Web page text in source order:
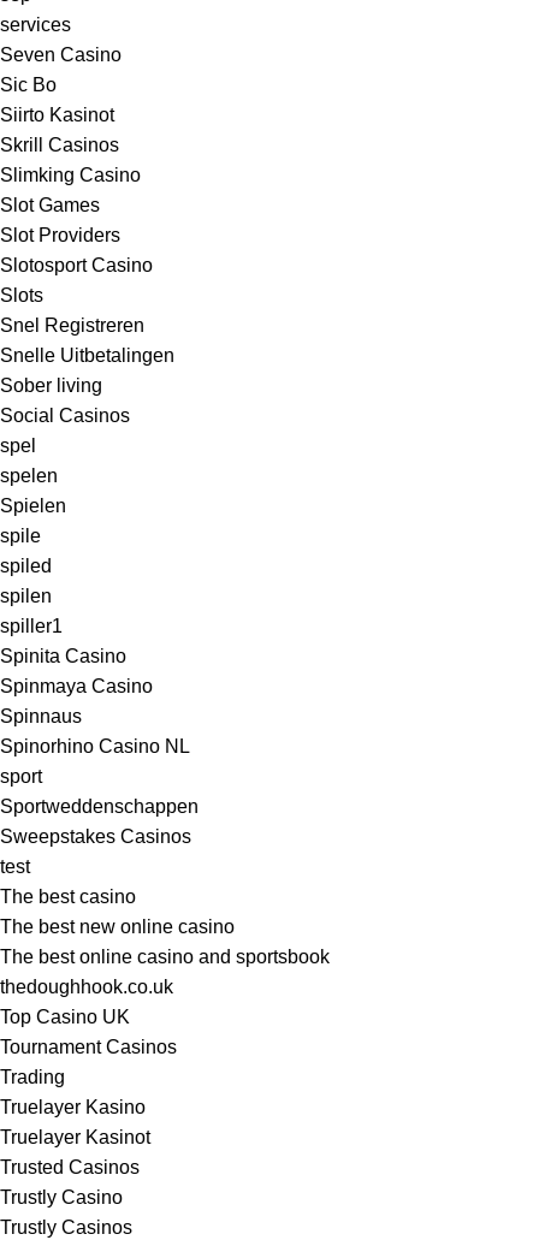
services
Seven Casino
Sic Bo
Siirto Kasinot
Skrill Casinos
Slimking Casino
Slot Games
Slot Providers
Slotosport Casino
Slots
Snel Registreren
Snelle Uitbetalingen
Sober living
Social Casinos
spel
spelen
Spielen
spile
spiled
spilen
spiller1
Spinita Casino
Spinmaya Casino
Spinnaus
Spinorhino Casino NL
sport
Sportweddenschappen
Sweepstakes Casinos
test
The best casino
The best new online casino
The best online casino and sportsbook
thedoughhook.co.uk
Top Casino UK
Tournament Casinos
Trading
Truelayer Kasino
Truelayer Kasinot
Trusted Casinos
Trustly Casino
Trustly Casinos